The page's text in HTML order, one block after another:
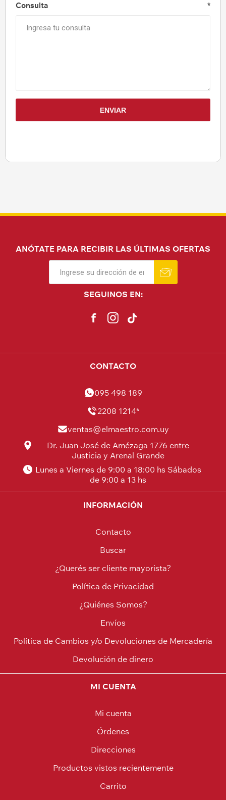
Consulta *
ANÓTATE PARA RECIBIR LAS ÚLTIMAS OFERTAS
SEGUINOS EN:
CONTACTO
095 498 189
2208 1214*
ventas@elmaestro.com.uy
Dr. Juan José de Amézaga 1776 entre
Justicia y Arenal Grande
Lunes a Viernes de 9:00 a 18:00 hs Sábados
de 9:00 a 13 hs
INFORMACIÓN
Contacto
Buscar
¿Querés ser cliente mayorista?
Política de Privacidad
¿Quiénes Somos?
Envíos
Política de Cambios y/o Devoluciones de Mercadería
Devolución de dinero
MI CUENTA
Mi cuenta
Órdenes
Direcciones
Productos vistos recientemente
Carrito